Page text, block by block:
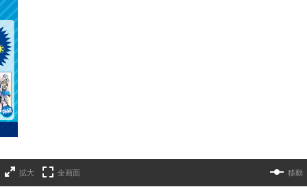
拡大 全画面 移動